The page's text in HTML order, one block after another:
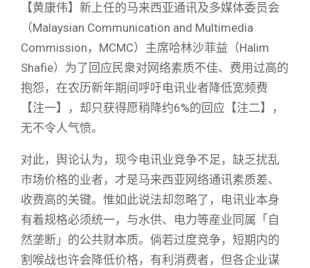
【黄康伟】新上任的马来西亚通讯及多媒体委员会
（Malaysian Communication and Multimedia
Commission，MCMC）主席哈林沙菲益（Halim
Shafie）为了回应民衆对网络素质不佳、费用过高的
抱怨，在农历新年期间呼吁电讯业者降低宽频费
【注一】，却只获得愿稍降约6%的回应【注二】，
无不令人气愤。
对此，舆论认为，现今电讯业竞争不足，缺乏扰乱
市场价格的业者，才是马来西亚网络通讯素质差、
收费高的关键。惟如此说法却忽略了，电讯业本身
有着规格必须统一，与水供、电力等産业同属「自
然垄断」的公共财本质。倘若过度竞争，短期内的
割喉战也许会降低价格，有利消费者，但各企业谋